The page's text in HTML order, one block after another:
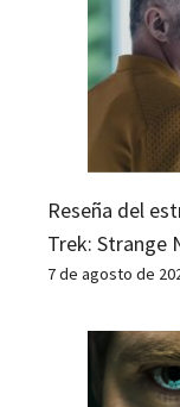
Reseña del
Trek: Strange
7 de agosto de